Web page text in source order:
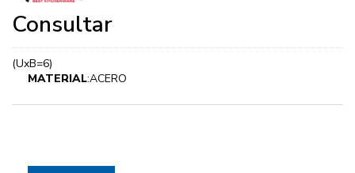
Consultar
(UxB=6)
MATERIAL:ACERO